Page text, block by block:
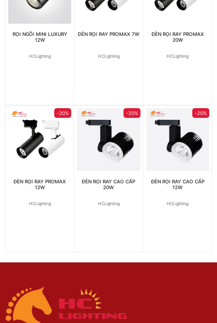
RỌI NGỒI MINI LUXURY
12W
HCLighting
ĐÈN RỌI RAY PROMAX 7W
HCLighting
ĐÈN RỌI RAY PROMAX
20W
HCLighting
-20%
ĐÈN RỌI RAY PROMAX
12W
HCLighting
-20%
ĐÈN RỌI RAY CAO CẤP
20W
HCLighting
-20%
ĐÈN RỌI RAY CAO CẤP
12W
HCLighting